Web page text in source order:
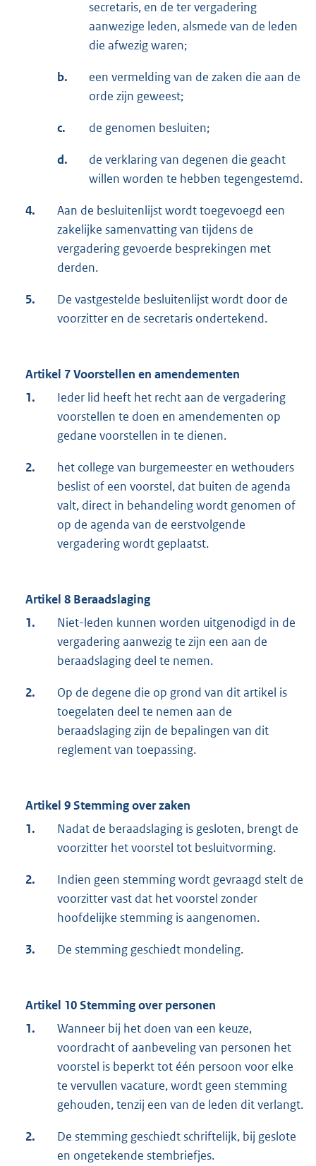
secretaris, en de ter vergadering
aanwezige leden, alsmede van de leden
die afwezig waren;
b.
een vermelding van de zaken die aan de
orde zijn geweest;
c. de genomen besluiten;
d.
de verklaring van degenen die geacht
willen worden te hebben tegengestemd.
4.
Aan de besluitenlijst wordt toegevoegd een
zakelijke samenvatting van tijdens de
vergadering gevoerde besprekingen met
derden.
5.
De vastgestelde besluitenlijst wordt door de
voorzitter en de secretaris ondertekend.
Artikel 7 Voorstellen en amendementen
1.
Ieder lid heeft het recht aan de vergadering
voorstellen te doen en amendementen op
gedane voorstellen in te dienen.
2.
het college van burgemeester en wethouders
beslist of een voorstel, dat buiten de agenda
valt, direct in behandeling wordt genomen of
op de agenda van de eerstvolgende
vergadering wordt geplaatst.
Artikel 8 Beraadslaging
1.
Niet-leden kunnen worden uitgenodigd in de
vergadering aanwezig te zijn een aan de
beraadslaging deel te nemen.
2.
Op de degene die op grond van dit artikel is
toegelaten deel te nemen aan de
beraadslaging zijn de bepalingen van dit
reglement van toepassing.
Artikel 9 Stemming over zaken
1.
Nadat de beraadslaging is gesloten, brengt de
voorzitter het voorstel tot besluitvorming.
2.
Indien geen stemming wordt gevraagd stelt de
voorzitter vast dat het voorstel zonder
hoofdelijke stemming is aangenomen.
3. De stemming geschiedt mondeling.
Artikel 10 Stemming over personen
1.
Wanneer bij het doen van een keuze,
voordracht of aanbeveling van personen het
voorstel is beperkt tot één persoon voor elke
te vervullen vacature, wordt geen stemming
gehouden, tenzij een van de leden dit verlangt.
2.
De stemming geschiedt schriftelijk, bij geslote
en ongetekende stembriefjes.